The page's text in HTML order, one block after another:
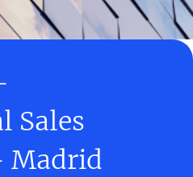
Sales
Madrid